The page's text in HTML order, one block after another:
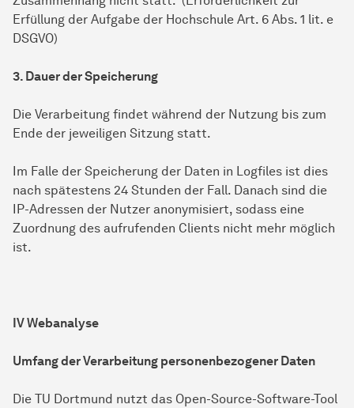
Erfüllung der Aufgabe der Hochschule Art. 6 Abs. 1 lit. e
DSGVO)
3. Dauer der Speicherung
Die Verarbeitung findet während der Nutzung bis zum
Ende der jeweiligen Sitzung statt.
Im Falle der Speicherung der Daten in Logfiles ist dies
nach spätestens 24 Stunden der Fall. Danach sind die
IP-Adressen der Nutzer anonymisiert, sodass eine
Zuordnung des aufrufenden Clients nicht mehr möglich
ist.
IV Webanalyse
Umfang der Verarbeitung personenbezogener Daten
Die TU Dortmund nutzt das Open-Source-Software-Tool